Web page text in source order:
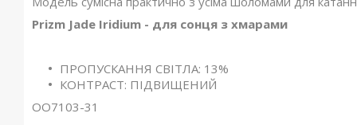
Prizm Jade Iridium - для сонця з хмарами
ПРОПУСКАННЯ СВІТЛА: 13%
КОНТРАСТ: ПІДВИЩЕНИЙ
OO7103-31